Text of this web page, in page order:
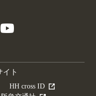
イト
HH cross ID